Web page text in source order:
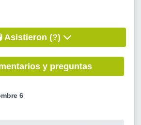
Asistieron (?)
y preguntas
6